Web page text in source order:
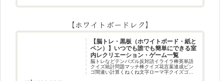
【ホワイトボードレク】
【脳トレ・黒板（ホワイトボード・紙と
ペン）】いつでも誰でも簡単にできる室
内レクリエーション・ゲーム一覧
脳トレなどテンパズル反対語イライラ棒英単語
クイズ統計問題マッチ棒クイズ花言葉達成ビン
ゴ間違い計算くねくね文字ローマ字クイズゴロ